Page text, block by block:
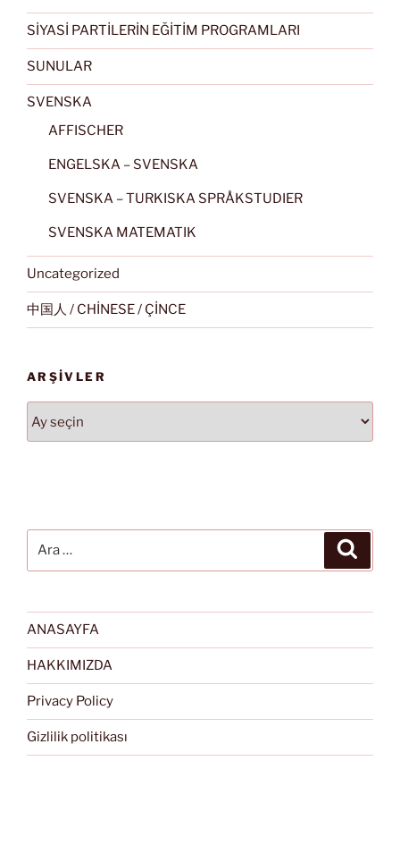
SİYASİ PARTİLERİN EĞİTİM PROGRAMLARI
SUNULAR
SVENSKA
AFFISCHER
ENGELSKA – SVENSKA
SVENSKA – TURKISKA SPRÅKSTUDIER
SVENSKA MATEMATIK
Uncategorized
中国人 / CHİNESE / ÇİNCE
ARŞIVLER
ANASAYFA
HAKKIMIZDA
Privacy Policy
Gizlilik politikası